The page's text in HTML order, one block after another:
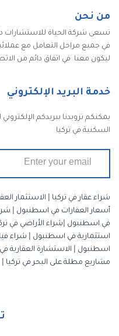
من نحن
تسعى شركة الحياة للاستشارات
في جميع مراحل التعامل مع
ليكون معنا في اتفاق دائم من
خدمة البريد الإلكتروني
يمكنكم تزويدنا ببريدكم
السكنية في تركيا
شراء عقار في تركيا الاستثمار
أسعار العقارات في اسطنبول
في اسطنبول
شراء الأراضي في
استثمارية في اسطنبول
شراء
اسطنبول
الاستشارة العقارية في
مشاريع مطلة على البحر في تركيا